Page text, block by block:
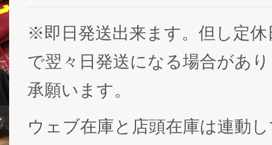
※即日発送出来ます。但し定休
で翌々日発送になる場合があ
承願います。
ウェブ在庫と店頭在庫は連動